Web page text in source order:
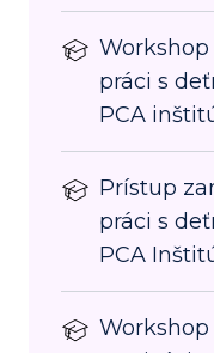
práci s
PCA
Prístup
práci s
PCA